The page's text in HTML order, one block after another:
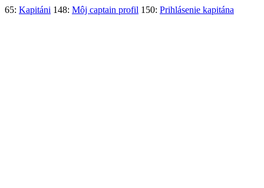
65: Kapitáni 148: Môj captain profil 150: Prihlásenie kapitána